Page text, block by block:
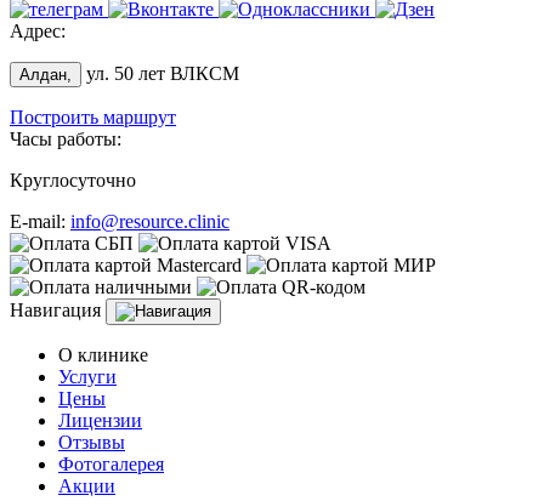
Адрес:
Алдан, ул. 50 лет ВЛКСМ
Построить маршрут
Часы работы:
Круглосуточно
E-mail: info@resource.clinic
Навигация
О клинике
Услуги
Цены
Лицензии
Отзывы
Фотогалерея
Акции